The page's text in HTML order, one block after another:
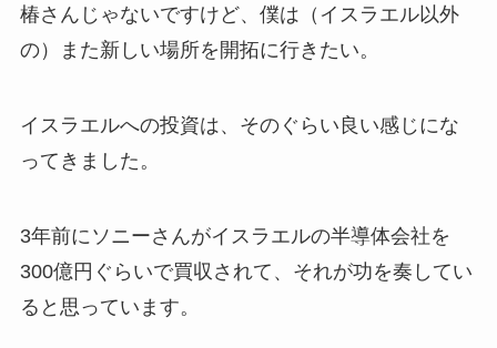
椿さんじゃないですけど、僕は（イスラエル以外
の）また新しい場所を開拓に行きたい。
イスラエルへの投資は、そのぐらい良い感じにな
ってきました。
3年前にソニーさんがイスラエルの半導体会社を
300億円ぐらいで買収されて、それが功を奏してい
ると思っています。